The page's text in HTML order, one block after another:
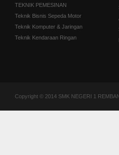
TEKNIK PEMESINAN
Teknik Bisnis Sepeda Motor
Teknik Komputer & Jaringan
Teknik Kendaraan Ringan
Copyright © 2014 SMK NEGERI 1